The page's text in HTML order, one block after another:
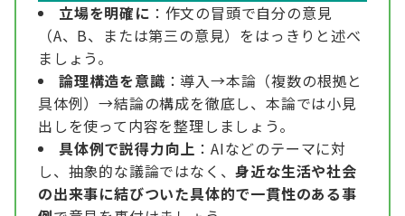
立場を明確に ：作文の冒頭で自分の意見
（A、B、または第三の意見）をはっきりと述べ
ましょう。
論理構造を意識 ：導入→本論（複数の根拠と
具体例）→結論の構成を徹底し、本論では小見
出しを使って内容を整理しましょう。
具体例で説得力向上 ：AIなどのテーマに対
し、抽象的な議論ではなく、身近な生活や社会
の出来事に結びついた具体的で一貫性のある事